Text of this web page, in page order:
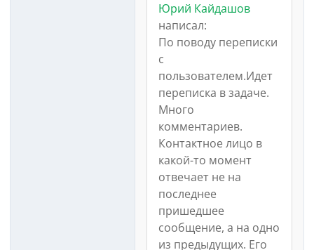
Юрий Кайдашов
написал:
По поводу переписки
с
пользователем.Идет
переписка в задаче.
Много
комментариев.
Контактное лицо в
какой-то момент
отвечает не на
последнее
пришедшее
сообщение, а на одно
из предыдущих. Его